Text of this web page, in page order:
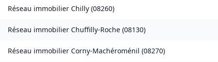
Réseau immobilier Chilly (08260)
Réseau immobilier Chuffilly-Roche (08130)
Réseau immobilier Corny-Machéroménil (08270)